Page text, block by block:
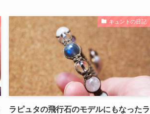
キュントの日記
ラピュタの飛行石のモデルにもなったラ